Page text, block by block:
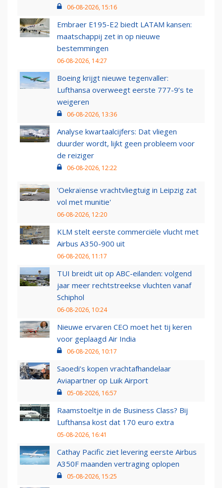
06-08-2026, 15:16
Embraer E195-E2 biedt LATAM kansen:
maatschappij zet in op nieuwe
bestemmingen
06-08-2026, 14:27
Boeing krijgt nieuwe tegenvaller:
Lufthansa overweegt eerste 777-9’s te
weigeren
06-08-2026, 13:36
Analyse kwartaalcijfers: Dat vliegen
duurder wordt, lijkt geen probleem voor
de reiziger
06-08-2026, 12:22
'Oekraïense vrachtvliegtuig in Leipzig zat
vol met munitie'
06-08-2026, 12:20
KLM stelt eerste commerciële vlucht met
Airbus A350-900 uit
06-08-2026, 11:17
TUI breidt uit op ABC-eilanden: volgend
jaar meer rechtstreekse vluchten vanaf
Schiphol
06-08-2026, 10:24
Nieuwe ervaren CEO moet het tij keren
voor geplaagd Air India
06-08-2026, 10:17
Saoedi’s kopen vrachtafhandelaar
Aviapartner op Luik Airport
05-08-2026, 16:57
Raamstoeltje in de Business Class? Bij
Lufthansa kost dat 170 euro extra
05-08-2026, 16:41
Cathay Pacific ziet levering eerste Airbus
A350F maanden vertraging oplopen
05-08-2026, 15:25